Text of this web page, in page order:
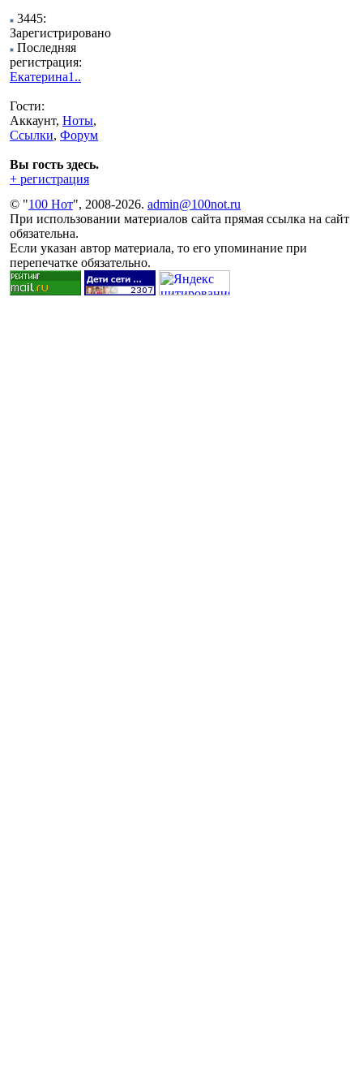
3445:
Зарегистрировано
Последняя
регистрация:
Екатерина1..
Гости:
Аккаунт, Ноты,
Ссылки, Форум
Вы гость здесь.
+ регистрация
© "100 Нот", 2008-2026. admin@100not.ru
При использовании материалов сайта прямая ссылка на сайт
обязательна.
Если указан автор материала, то его упоминание при
перепечатке обязательно.